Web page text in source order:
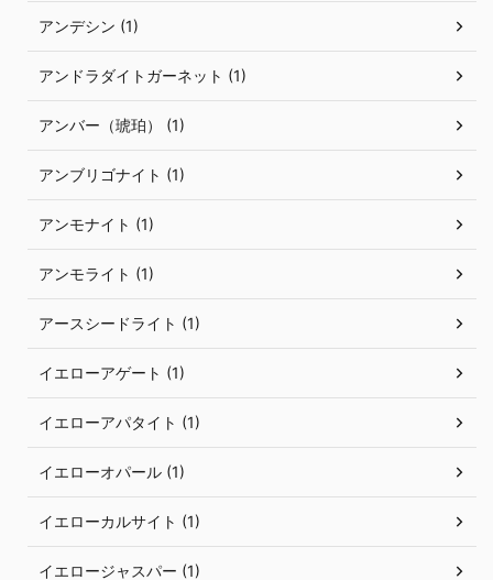
アンデシン (1)
アンドラダイトガーネット (1)
アンバー（琥珀） (1)
アンブリゴナイト (1)
アンモナイト (1)
アンモライト (1)
アースシードライト (1)
イエローアゲート (1)
イエローアパタイト (1)
イエローオパール (1)
イエローカルサイト (1)
イエロージャスパー (1)